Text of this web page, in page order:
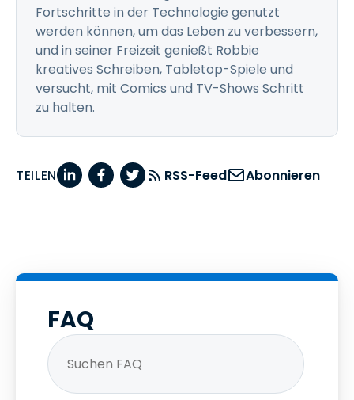
Fortschritte in der Technologie genutzt
werden können, um das Leben zu verbessern,
und in seiner Freizeit genießt Robbie
kreatives Schreiben, Tabletop-Spiele und
versucht, mit Comics und TV-Shows Schritt
zu halten.
TEILEN RSS-Feed Abonnieren
FAQ